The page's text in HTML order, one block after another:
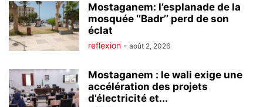
Mostaganem: l’esplanade de la
mosquée ‘’Badr’’ perd de son
éclat
reflexion - août 2, 2026
Mostaganem : le wali exige une
accélération des projets
d’électricité et...